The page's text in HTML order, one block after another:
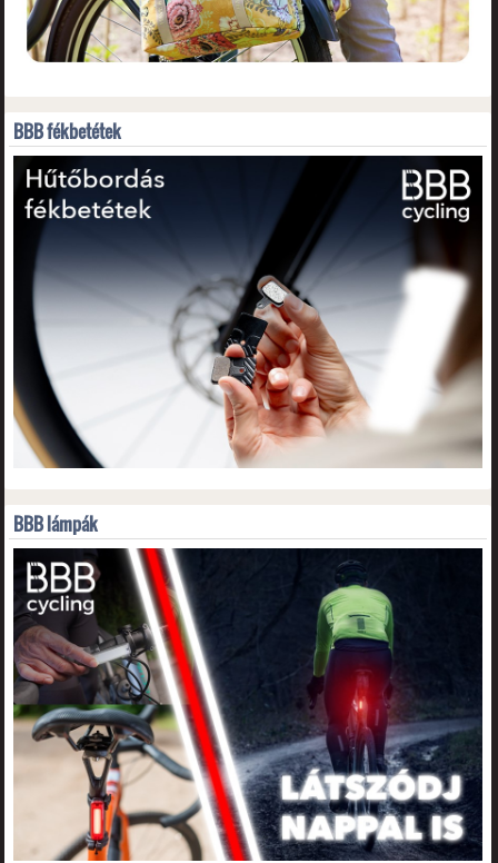
BBB fékbetétek
BBB lámpák